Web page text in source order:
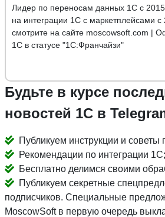
Лидер по переносам данных 1С с
на интеграции 1С с маркетплейсами с
смотрите на сайте moscowsoft.com |
1С в статусе "1С:Франчайзи"
Будьте в курсе
новостей 1С в
Публикуем инструкции и советы
Рекомендации по интеграции 1С;
Бесплатно делимся своими
Публикуем секретные
подписчиков. Специальные
MoscowSoft в первую очередь